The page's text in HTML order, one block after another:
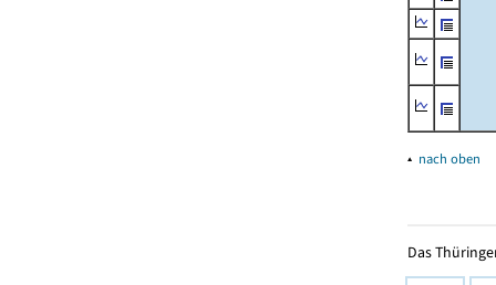
▴ nach oben
Das